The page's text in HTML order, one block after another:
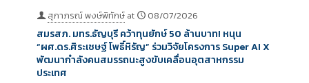
สุภาภรณ์ พงษ์พิทักษ์ at 08/07/2026
สมรสภ. มทร.ธัญบุรี คว้าทุนยักษ์ 50 ล้านบาท! หนุน
“ผศ.ดร.ศิระเชษฐ์ โพธิ์หิรัญ” ร่วมวิจัยโครงการ Super AI X
พัฒนากำลังคนสมรรถนะสูงขับเคลื่อนอุตสาหกรรม
ประเทศ